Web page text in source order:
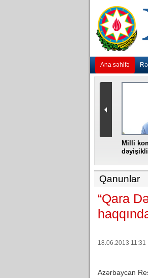
Ana səhifə
Milli
Qanunlar
“Qara
18.06.2013 11:31
Azərbaycan